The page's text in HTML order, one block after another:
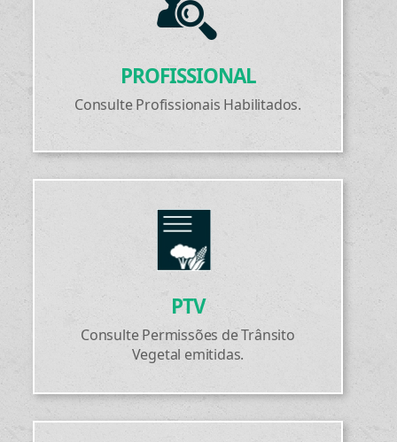
PROFISSIONAL
Consulte Profissionais Habilitados.
PTV
Consulte Permissões de Trânsito
Vegetal emitidas.